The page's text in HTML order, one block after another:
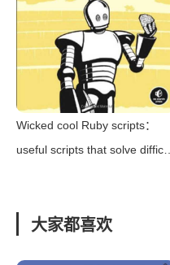
Wicked cool Ruby scripts：
useful scripts that solve difficult
大家都喜欢